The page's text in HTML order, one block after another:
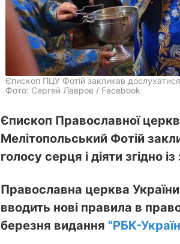
Єпископ ПЦУ Фотій закликав дослухатися
Фото: Сергей Лавров / Facebook
Єпископ Православної
Мелітопольський Фотій
голосу серця і діяти згідно
Православна церква
вводить нові правила в
березня видання "РБК-